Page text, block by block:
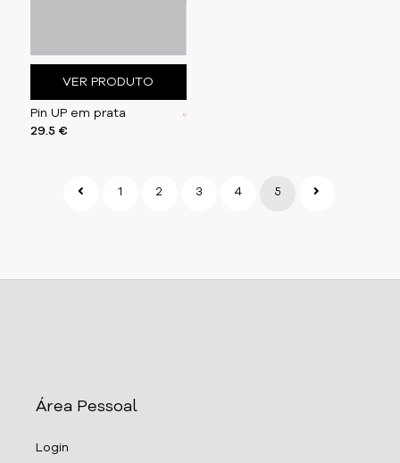
VER PRODUTO
Pin UP em prata
29.5 €
1 2 3 4 5
Área Pessoal
Login